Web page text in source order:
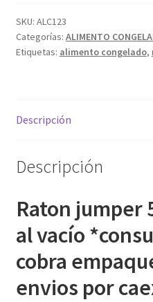
congelado
empacado
al
y
cantidad
SKU: ALC123
Categorías: ALIMENTO
Etiquetas: alimento congelado,
Descripción
Descripción
Raton jumper
al vacío
cobra
envios por